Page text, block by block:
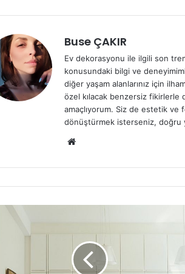
Buse ÇAKIR
Ev dekorasyonu ile ilgili son
konusundaki bilgi ve
diğer yaşam alanlarınız için
özel kılacak benzersiz fikirlerle
amaçlıyorum. Siz de estetik
dönüştürmek isterseniz, doğru
sit
esi